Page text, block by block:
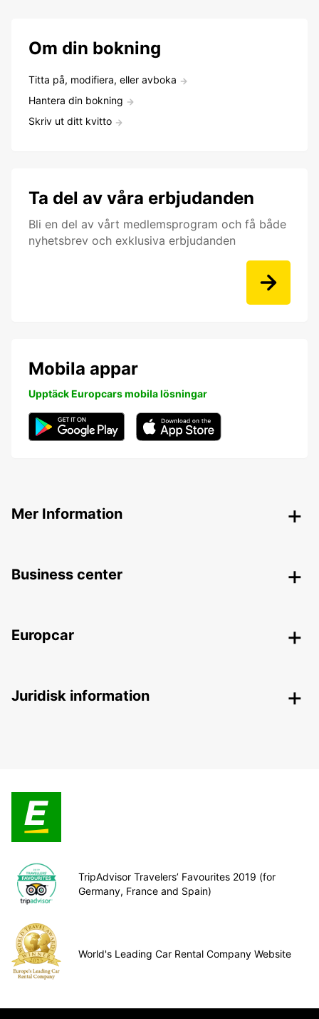
Om din bokning
Titta på, modifiera, eller avboka
Hantera din bokning
Skriv ut ditt kvitto
Ta del av våra erbjudanden
Bli en del av vårt medlemsprogram och få både
nyhetsbrev och exklusiva erbjudanden
Mobila appar
Upptäck Europcars mobila lösningar
Mer Information
Business center
Europcar
Juridisk information
TripAdvisor Travelers’ Favourites 2019 (for
Germany, France and Spain)
World's Leading Car Rental Company Website